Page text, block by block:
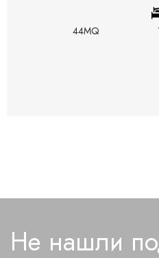
44MQ
Не нашли